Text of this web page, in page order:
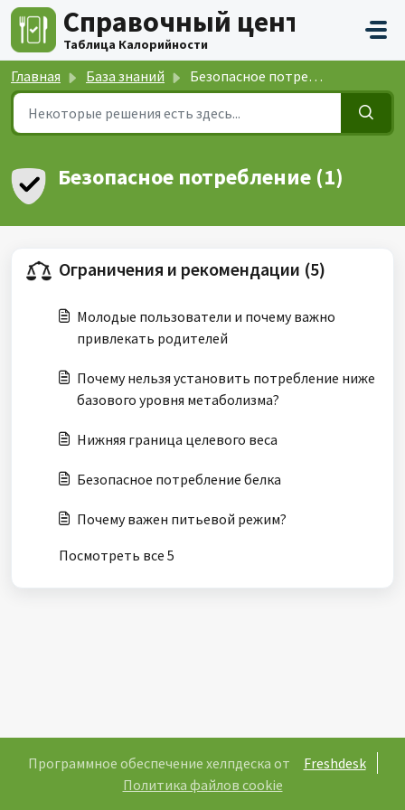
Переход к главному содержимому
Справочный центр
Таблица Калорийности
Главная База знаний Безопасное потребление
Безопасное потребление (1)
Ограничения и рекомендации (5)
Молодые пользователи и почему важно
привлекать родителей
Почему нельзя установить потребление ниже
базового уровня метаболизма?
Нижняя граница целевого веса
Безопасное потребление белка
Почему важен питьевой режим?
Посмотреть все 5
Программное обеспечение хелпдеска от
Freshdesk
Политика файлов cookie